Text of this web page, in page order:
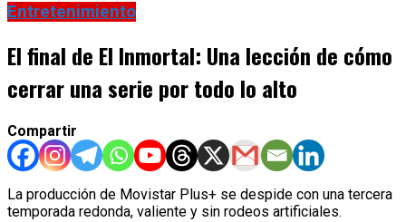
Entretenimiento
El final de El Inmortal: Una lección de cómo
cerrar una serie por todo lo alto
Compartir
La producción de Movistar Plus+ se despide con una tercera
temporada redonda, valiente y sin rodeos artificiales.